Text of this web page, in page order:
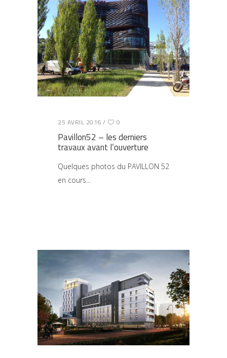
25 AVRIL 2016 0
Pavillon52 – les derniers
travaux avant l’ouverture
Quelques photos du PAVILLON 52
en cours